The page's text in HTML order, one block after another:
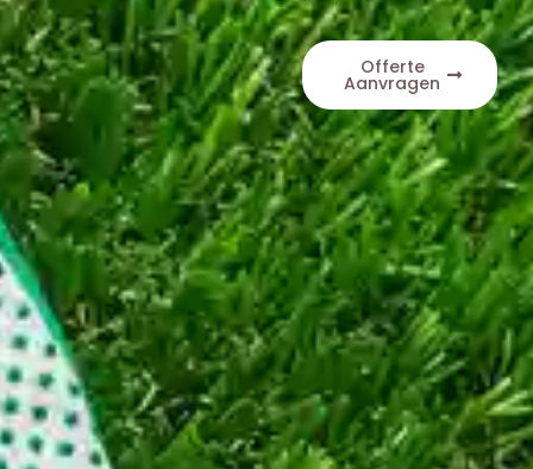
Offerte
Aanvragen